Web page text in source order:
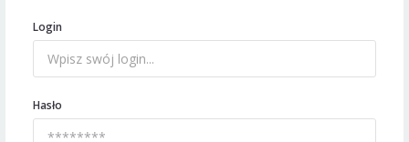
Login
Hasło